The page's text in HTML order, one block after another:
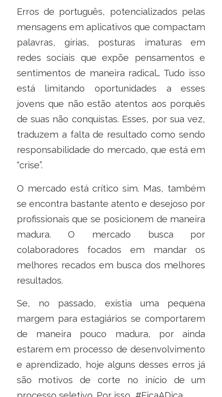
Erros de português, potencializados pelas
mensagens em aplicativos que compactam
palavras, gírias, posturas imaturas em
redes sociais que expõe pensamentos e
sentimentos de maneira radical… Tudo isso
está limitando oportunidades a esses
jovens que não estão atentos aos porquês
de suas não conquistas. Esses, por sua vez,
traduzem a falta de resultado como sendo
responsabilidade do mercado, que está em
“crise”.
O mercado está crítico sim. Mas, também
se encontra bastante atento e desejoso por
profissionais que se posicionem de maneira
madura. O mercado busca por
colaboradores focados em mandar os
melhores recados em busca dos melhores
resultados.
Se, no passado, existia uma pequena
margem para estagiários se comportarem
de maneira pouco madura, por ainda
estarem em processo de desenvolvimento
e aprendizado, hoje alguns desses erros já
são motivos de corte no início de um